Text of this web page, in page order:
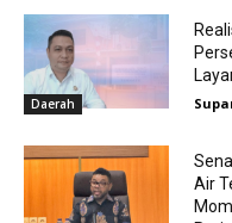
Daerah
Air